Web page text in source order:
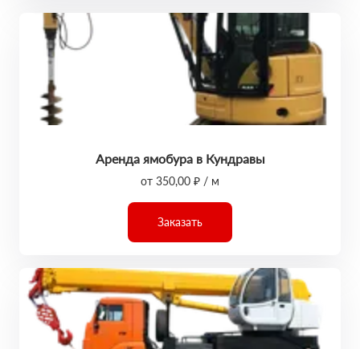
Аренда ямобура в Кундравы
от 350,00 ₽ / м
Заказать